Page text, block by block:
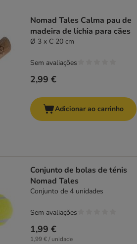
Nomad Tales Calma pau de
madeira de líchia para cães
Ø 3 x C 20 cm
2,99 €
Sem avaliações
Adicionar ao carrinho
Conjunto de bolas de ténis
Nomad Tales
Conjunto de 4 unidades
1,99 €
1,99 € / unidade
Sem avaliações